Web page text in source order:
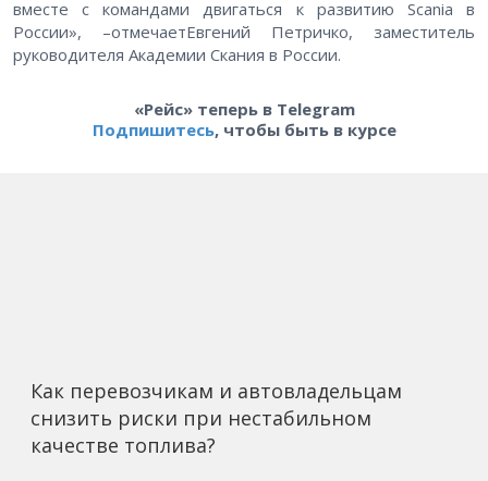
вместе с командами двигаться к развитию Scania в
России», –отмечаетЕвгений Петричко, заместитель
руководителя Академии Скания в России.
«Рейс» теперь в Telegram
Подпишитесь, чтобы быть в курсе
Как перевозчикам и автовладельцам
снизить риски при нестабильном
качестве топлива?